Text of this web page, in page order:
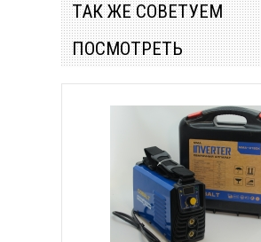
ТАК ЖЕ СОВЕТУЕМ
ПОСМОТРЕТЬ